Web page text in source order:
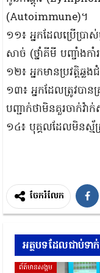
(Autoimmune)។
១១៖ អ្នកដែលប្រើប្រ
សាច់ (ថ្នាំគីមី បញ្ចាំងក
១២៖ អ្នកមានប្រវត្តិឆ្
១៣៖ អ្នកដែលត្រូវបាន
បញ្ជាក់ថាមិនគួរចាក់វ៉ា
១៤៖ បុគ្គលដែលមិនស្ម័គ្
ចែករំលែក
អត្ថបទដែលជាប់ទា
ព័ត៍មានសង្គម